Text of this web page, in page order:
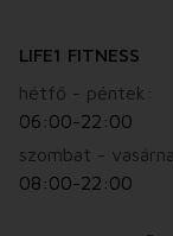
LIFE1 FITNESS
hétfő - péntek:
06:00-22:00
szombat -
08:00-22:00